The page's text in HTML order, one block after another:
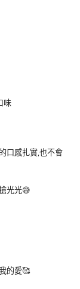
味
口感扎實,也不會
光光😅
的愛🥰